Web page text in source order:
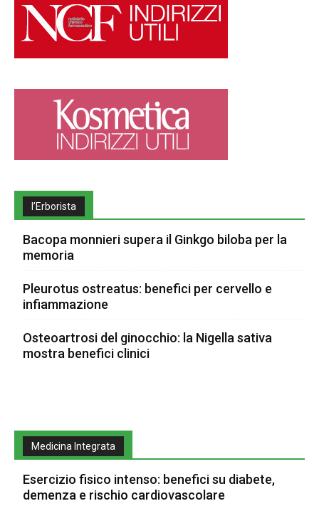
l’Erborista
Bacopa monnieri supera il Ginkgo biloba per la
memoria
Pleurotus ostreatus: benefici per cervello e
infiammazione
Osteoartrosi del ginocchio: la Nigella sativa
mostra benefici clinici
Medicina Integrata
Esercizio fisico intenso: benefici su diabete,
demenza e rischio cardiovascolare